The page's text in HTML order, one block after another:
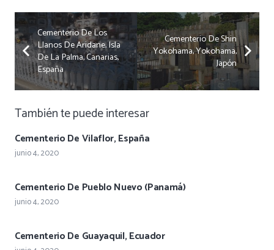
Cementerio De Los
Llanos De Aridane, Isla
De La Palma, Canarias,
España
Cementerio De Shin
Yokohama, Yokohama,
Japón
También te puede interesar
Cementerio De Vilaflor, España
junio 4, 2020
Cementerio De Pueblo Nuevo (Panamá)
junio 4, 2020
Cementerio De Guayaquil, Ecuador